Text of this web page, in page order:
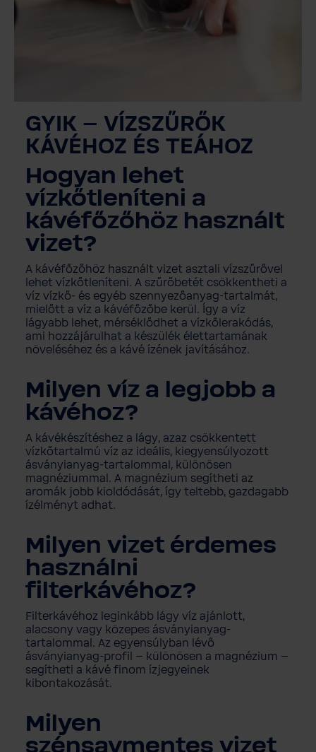
GYIK – VÍZSZŰRŐK
KÁVÉHOZ ÉS TEÁHOZ
Hogyan lehet
vízkőtleníteni a
kávéfőzőhöz használt
vizet?
A kávéfőzőhöz használt vizet asztali vízszűrővel
lehet vízkőtleníteni. A szűrőbetét csökkentheti a
víz vízkő- és egyéb szennyezőanyag-tartalmát,
mielőtt a víz a kávéfőzőbe kerül. Így a víz
lágyabb lehet, mérséklődhet a vízkőlerakódás,
ami hozzájárulhat a készülék élettartamának
növeléséhez és a kávé ízének javításához.
Milyen víz a legjobb a
kávéhoz?
A kávékészítéshez a lágy, azaz csökkentett
vízkőtartalmú víz az ideális, kiegyensúlyozott
ásványianyag-tartalommal, különösen
magnéziummal. A magnézium segítheti az
aromák jobb kioldódását, így teltebb, gazdagabb
ízélményt adhat.
Milyen vizet érdemes
használni
filterkávéhoz?
Filterkávéhoz leginkább lágy víz ajánlott,
alacsony vagy közepes ásványianyag-
tartalommal. Az egyensúlyban lévő
ásványianyag-profil – különösen a magnézium –
segítheti a kávé finom ízjegyeinek
kibontakozását.
Milyen